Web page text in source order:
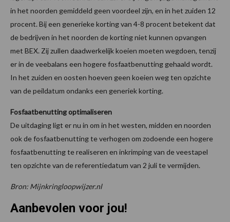
in het noorden gemiddeld geen voordeel zijn, en in het zuiden 12
procent. Bij een generieke korting van 4-8 procent betekent dat
de bedrijven in het noorden de korting niet kunnen opvangen
met BEX. Zij zullen daadwerkelijk koeien moeten wegdoen, tenzij
er in de veebalans een hogere fosfaatbenutting gehaald wordt.
In het zuiden en oosten hoeven geen koeien weg ten opzichte
van de peildatum ondanks een generiek korting.
Fosfaatbenutting optimaliseren
De uitdaging ligt er nu in om in het westen, midden en noorden
ook de fosfaatbenutting te verhogen om zodoende een hogere
fosfaatbenutting te realiseren en inkrimping van de veestapel
ten opzichte van de referentiedatum van 2 juli te vermijden.
Bron: Mijnkringloopwijzer.nl
Aanbevolen voor jou!